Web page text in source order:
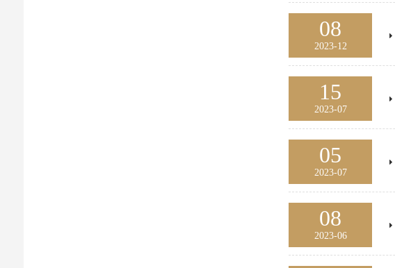
08
2023-12
15
2023-07
05
2023-07
08
2023-06